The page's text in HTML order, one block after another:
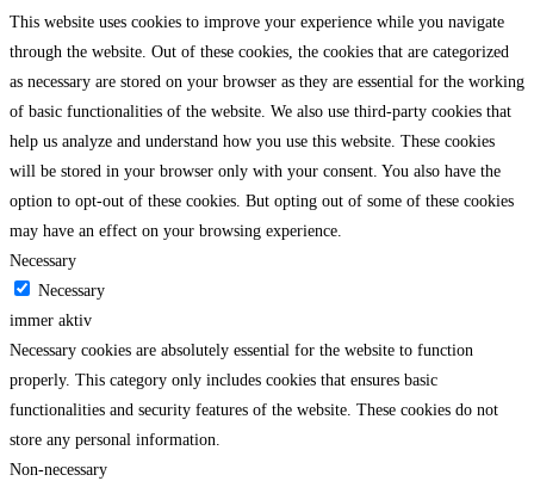
This website uses cookies to improve your experience while you navigate
through the website. Out of these cookies, the cookies that are categorized
as necessary are stored on your browser as they are essential for the working
of basic functionalities of the website. We also use third-party cookies that
help us analyze and understand how you use this website. These cookies
will be stored in your browser only with your consent. You also have the
option to opt-out of these cookies. But opting out of some of these cookies
may have an effect on your browsing experience.
Necessary
Necessary
immer aktiv
Necessary cookies are absolutely essential for the website to function
properly. This category only includes cookies that ensures basic
functionalities and security features of the website. These cookies do not
store any personal information.
Non-necessary